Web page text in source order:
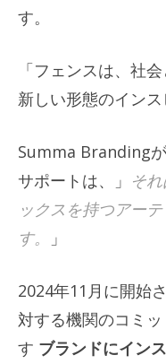
す。
「フェンスは、社
新しい形態のイン
Summa Brandingが
サポートは、」 そ
ックスを持つアー
す。
」
2024年11月に開始
対する機関のコミ
す ブランドにイン